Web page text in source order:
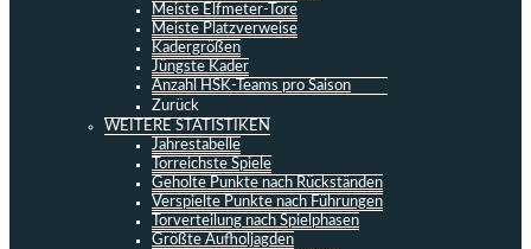
Meiste Elfmeter-Tore
Meiste Platzverweise
Kadergrößen
Jüngste Kader
Anzahl HSK-Teams pro Saison
Zurück
WEITERE STATISTIKEN
Jahrestabelle
Torreichste Spiele
Geholte Punkte nach Rückständen
Verspielte Punkte nach Führungen
Torverteilung nach Spielphasen
Größte Aufholjagden